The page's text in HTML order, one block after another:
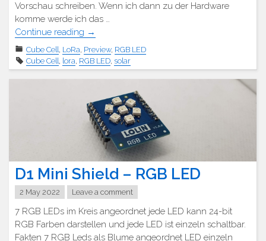
Vorschau schreiben. Wenn ich dann zu der Hardware
komme werde ich das …
Continue reading "Preview
–
Heltec
Cube
Board
mit
LoRa
Wan"
→
Cube Cell LoRa Preview, RGB LED
Cube Cell lora RGB LED solar
D1 Mini Shield – RGB LED
2 May 2022 Leave a comment
7 RGB LEDs im Kreis angeordnet jede LED kann 24-bit
RGB Farben darstellen und jede LED ist einzeln schaltbar.
Fakten 7 RGB Leds als Blume angeordnet LED einzeln